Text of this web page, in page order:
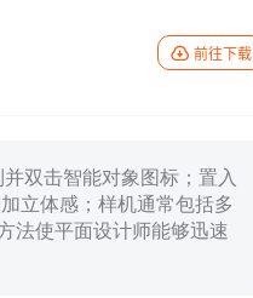
前往下载
双击智能对象图标；置入
立体感；样机通常包括多
法使平面设计师能够迅速